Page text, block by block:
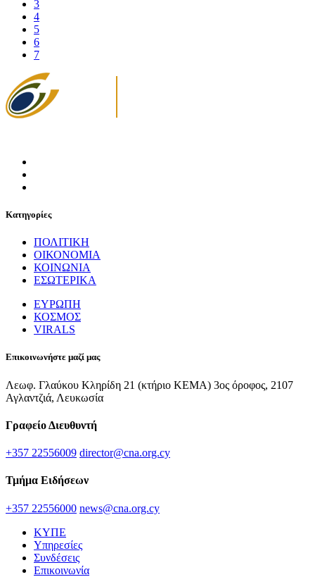
3
4
5
6
7
Κατηγορίες
ΠΟΛΙΤΙΚΗ
ΟΙΚΟΝΟΜΙΑ
ΚΟΙΝΩΝΙΑ
ΕΣΩΤΕΡΙΚΑ
ΕΥΡΩΠΗ
ΚΟΣΜΟΣ
VIRALS
Επικοινωνήστε μαζί μας
Λεωφ. Γλαύκου Κληρίδη 21 (κτήριο ΚΕΜΑ) 3ος όροφος, 2107
Αγλαντζιά, Λευκωσία
Γραφείο Διευθυντή
+357 22556009 director@cna.org.cy
Τμήμα Ειδήσεων
+357 22556000 news@cna.org.cy
ΚΥΠΕ
Υπηρεσίες
Συνδέσεις
Επικοινωνία